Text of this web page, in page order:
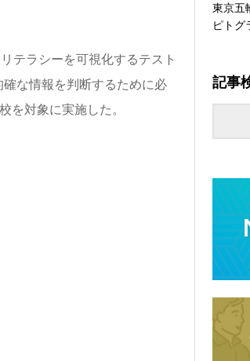
テラシーを可視化するテスト
な情報を判断するために必
を対象に実施した。
東京五
ピトグ
記事